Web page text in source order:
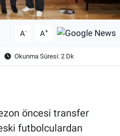
A- A+
Okunma Süresi: 2 Dk
öncesi transfer
futbolculardan